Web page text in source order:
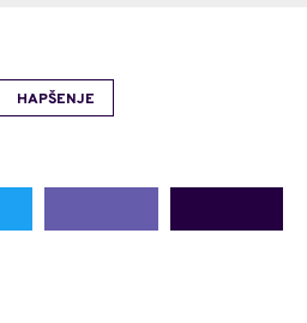
HAPŠENJE